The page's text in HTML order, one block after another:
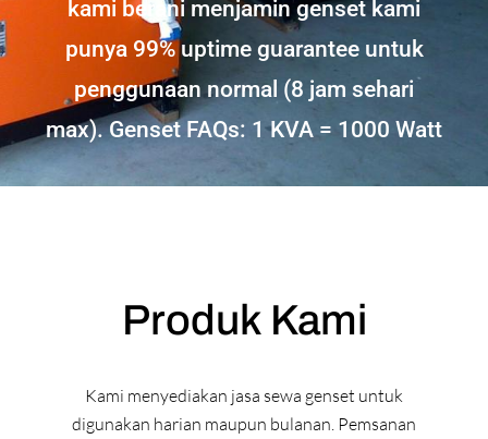
kami berani menjamin genset kami
punya 99% uptime guarantee untuk
penggunaan normal (8 jam sehari
max). Genset FAQs: 1 KVA = 1000 Watt
Produk Kami
Kami menyediakan jasa sewa genset untuk
digunakan harian maupun bulanan. Pemsanan